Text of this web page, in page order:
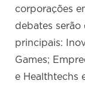
corporações
debates
principais:
Games;
e Healthtechs